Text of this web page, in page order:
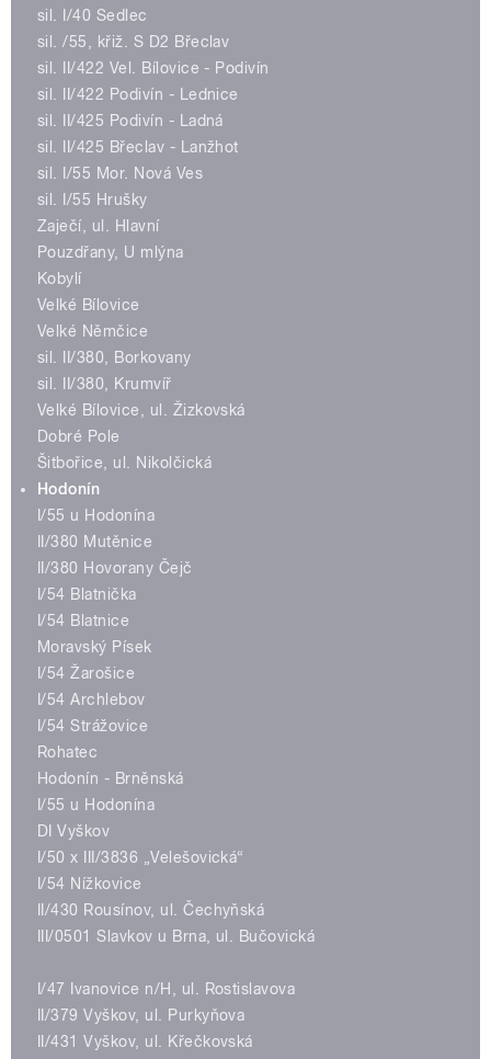
sil. I/40 Sedlec
sil. /55, křiž. S D2 Břeclav
sil. II/422 Vel. Bílovice - Podivín
sil. II/422 Podivín - Lednice
sil. II/425 Podivín - Ladná
sil. II/425 Břeclav - Lanžhot
sil. I/55 Mor. Nová Ves
sil. I/55 Hrušky
Zaječí, ul. Hlavní
Pouzdřany, U mlýna
Kobylí
Velké Bílovice
Velké Němčice
sil. II/380, Borkovany
sil. II/380, Krumvíř
Velké Bílovice, ul. Žizkovská
Dobré Pole
Šitbořice, ul. Nikolčická
Hodonín
I/55 u Hodonína
II/380 Mutěnice
II/380 Hovorany Čejč
I/54 Blatnička
I/54 Blatnice
Moravský Písek
I/54 Žarošice
I/54 Archlebov
I/54 Strážovice
Rohatec
Hodonín - Brněnská
I/55 u Hodonína
DI Vyškov
I/50 x III/3836 „Velešovická“
I/54 Nížkovice
II/430 Rousínov, ul. Čechyňská
III/0501 Slavkov u Brna, ul. Bučovická
I/47 Ivanovice n/H, ul. Rostislavova
II/379 Vyškov, ul. Purkyňova
II/431 Vyškov, ul. Křečkovská